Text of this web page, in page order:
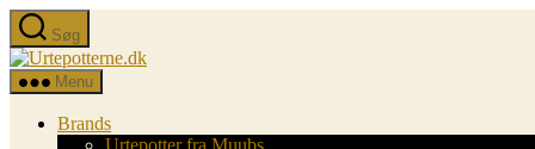
Spring
til
indholdet
Søg
Urtepotterne.dk
Menu
Brands
Urtepotter fra Muubs